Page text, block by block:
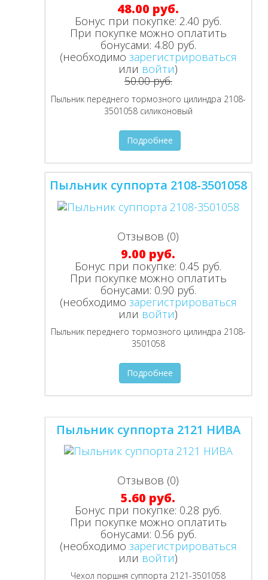
48.00 руб.
Бонус при покупке:2.40 руб.
При покупке можно оплатить
бонусами: 4.80 руб.
(необходимо зарегистрироваться
или войти)
50.00 руб.
Пыльник переднего тормозного цилиндра 2108-
3501058 силиконовый
Подробнее
Пыльник суппорта 2108-3501058
Отзывов (0)
9.00 руб.
Бонус при покупке: 0.45 руб.
При покупке можно оплатить
бонусами: 0.90 руб.
(необходимо зарегистрироваться
или войти)
Пыльник переднего тормозного цилиндра 2108-
3501058
Подробнее
Пыльник суппорта 2121 НИВА
Отзывов (0)
5.60 руб.
Бонус при покупке: 0.28 руб.
При покупке можно оплатить
бонусами: 0.56 руб.
(необходимо зарегистрироваться
или войти)
Чехол поршня суппорта 2121-3501058